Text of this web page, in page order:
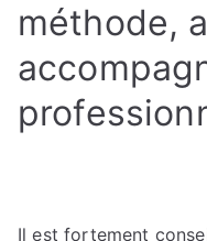
méthode,
Il est fortement